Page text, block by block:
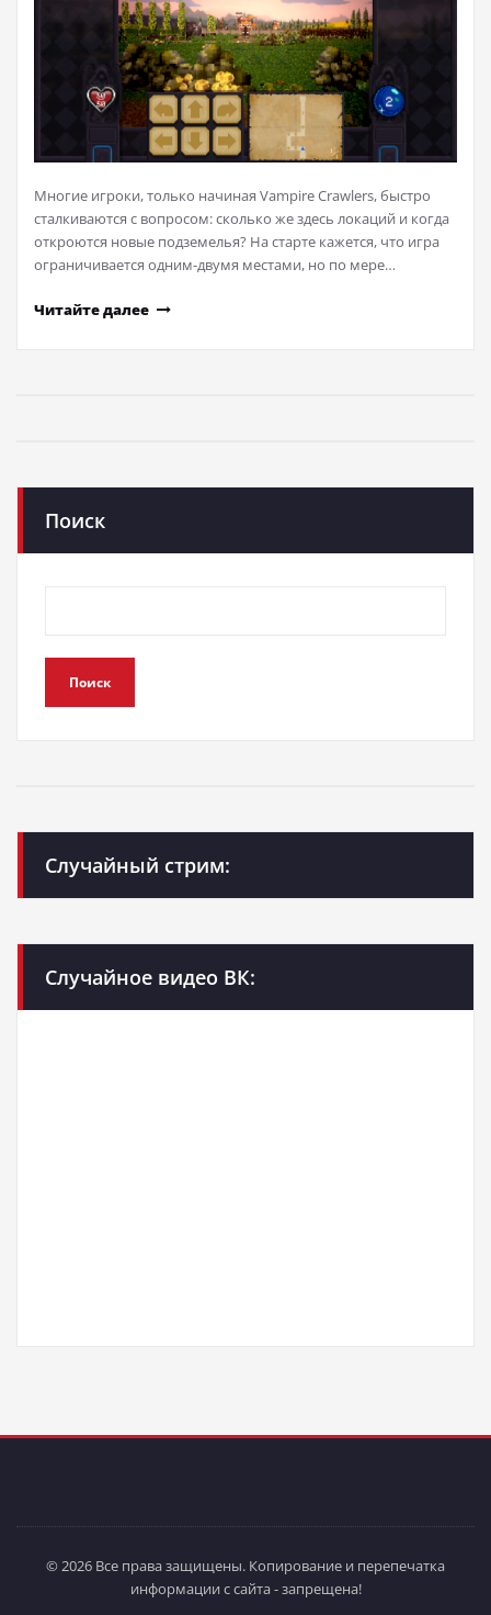
Многие игроки, только начиная Vampire Crawlers, быстро
сталкиваются с вопросом: сколько же здесь локаций и когда
откроются новые подземелья? На старте кажется, что игра
ограничивается одним-двумя местами, но по мере…
Читайте далее
Поиск
Поиск
Случайный стрим:
Случайное видео ВК:
© 2026 Все права защищены. Копирование и перепечатка
информации с сайта - запрещена!